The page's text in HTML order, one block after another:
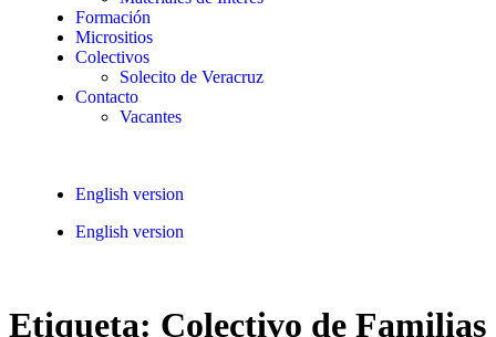
Formación
Micrositios
Colectivos
Solecito de Veracruz
Contacto
Vacantes
English version
English version
Etiqueta: Colectivo de Familias